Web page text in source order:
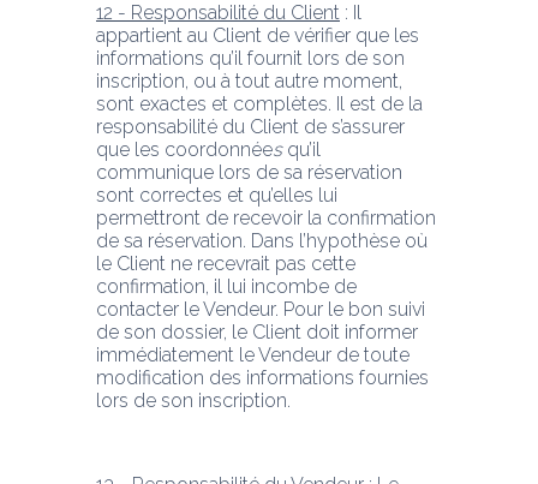
12 - Responsabilité du Client : Il
appartient au Client de vérifier que les
informations qu’il fournit lors de son
inscription, ou à tout autre moment,
sont exactes et complètes. Il est de la
responsabilité du Client de s’assurer
que les coordonnées qu’il
communique lors de sa réservation
sont correctes et qu’elles lui
permettront de recevoir la confirmation
de sa réservation. Dans l’hypothèse où
le Client ne recevrait pas cette
confirmation, il lui incombe de
contacter le Vendeur. Pour le bon suivi
de son dossier, le Client doit informer
immédiatement le Vendeur de toute
modification des informations fournies
lors de son inscription.